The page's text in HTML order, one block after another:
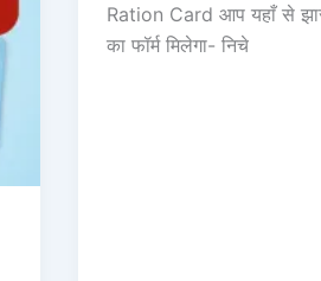
Ration Card आप यहाँ से
का फॉर्म मिलेगा- निचे